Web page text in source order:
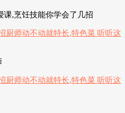
课,烹饪技能你学会了几招